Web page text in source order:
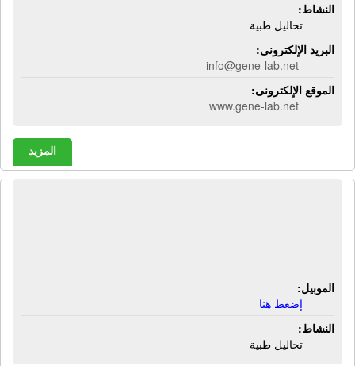
النشاط:
تحاليل طبية
البريد الإلكترونى:
info@gene-lab.net
الموقع الإلكترونى:
www.gene-lab.net
المزيد
الموبيل:
إضغط هنا
النشاط:
تحاليل طبية